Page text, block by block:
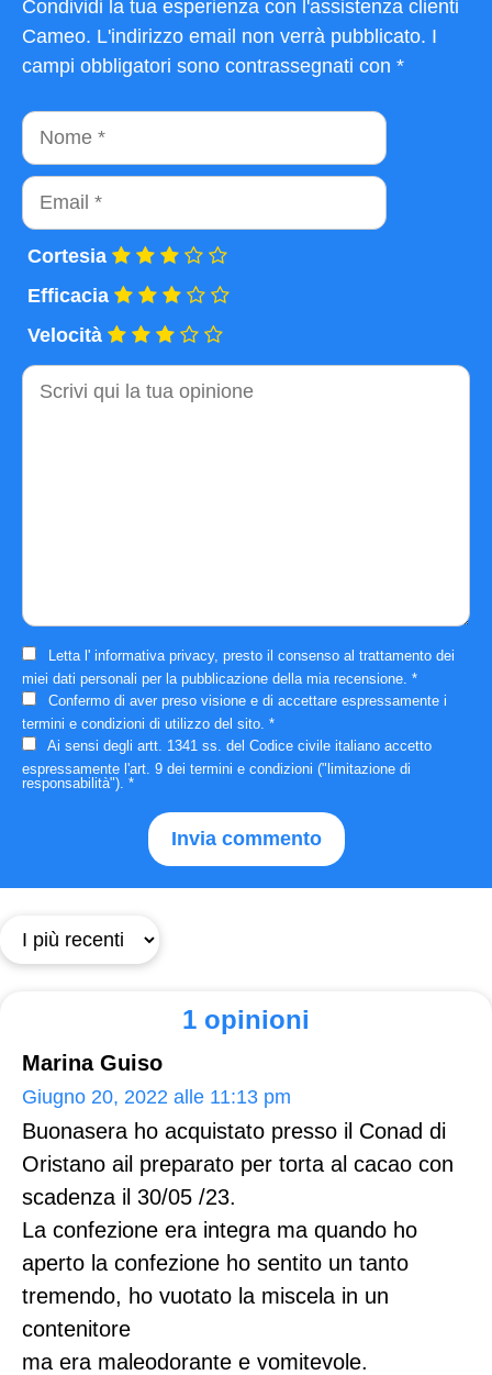
Condividi la tua esperienza con l'assistenza clienti
Cameo. L'indirizzo email non verrà pubblicato. I
campi obbligatori sono contrassegnati con *
Nome
Email
Cortesia
Efficacia
Velocità
Commento
Letta l' informativa privacy, presto il consenso al trattamento dei
miei dati personali per la pubblicazione della mia recensione. *
Confermo di aver preso visione e di accettare espressamente i
termini e condizioni di utilizzo del sito. *
Ai sensi degli artt. 1341 ss. del Codice civile italiano accetto
espressamente l'art. 9 dei termini e condizioni ("limitazione di
responsabilità"). *
1 opinioni
Marina Guiso
Giugno 20, 2022 alle 11:13 pm
Buonasera ho acquistato presso il Conad di
Oristano ail preparato per torta al cacao con
scadenza il 30/05 /23.
La confezione era integra ma quando ho
aperto la confezione ho sentito un tanto
tremendo, ho vuotato la miscela in un
contenitore
ma era maleodorante e vomitevole.